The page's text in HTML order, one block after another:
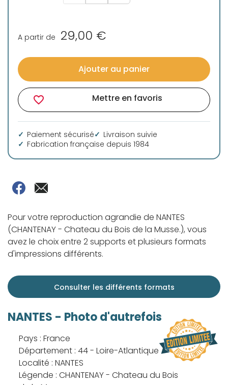
A partir de 29,00 €
Ajouter au panier
favorite_border Mettre en favoris
Paiement sécurisé
Livraison suivie
Fabrication française depuis 1984
Pour votre reproduction agrandie de NANTES
(CHANTENAY - Chateau du Bois de la Musse.), vous
avez le choix entre 2 supports et plusieurs formats
d'impressions différents.
Consulter les différents formats
NANTES - Photo d'autrefois
Pays : France
Département : 44 - Loire-Atlantique
Localité : NANTES
Légende : CHANTENAY - Chateau du Bois